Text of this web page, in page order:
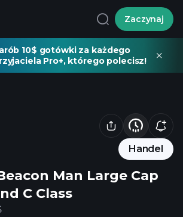
Zaczynaj
10$ gotówki za każdego
Pro+, którego polecisz!
Handel
Man Large Cap
C Class